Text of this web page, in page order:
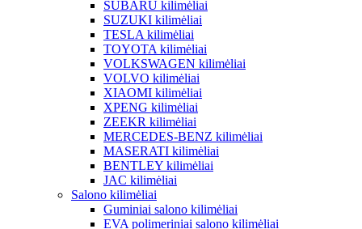
SUBARU kilimėliai
SUZUKI kilimėliai
TESLA kilimėliai
TOYOTA kilimėliai
VOLKSWAGEN kilimėliai
VOLVO kilimėliai
XIAOMI kilimėliai
XPENG kilimėliai
ZEEKR kilimėliai
MERCEDES-BENZ kilimėliai
MASERATI kilimėliai
BENTLEY kilimėliai
JAC kilimėliai
Salono kilimėliai
Guminiai salono kilimėliai
EVA polimeriniai salono kilimėliai